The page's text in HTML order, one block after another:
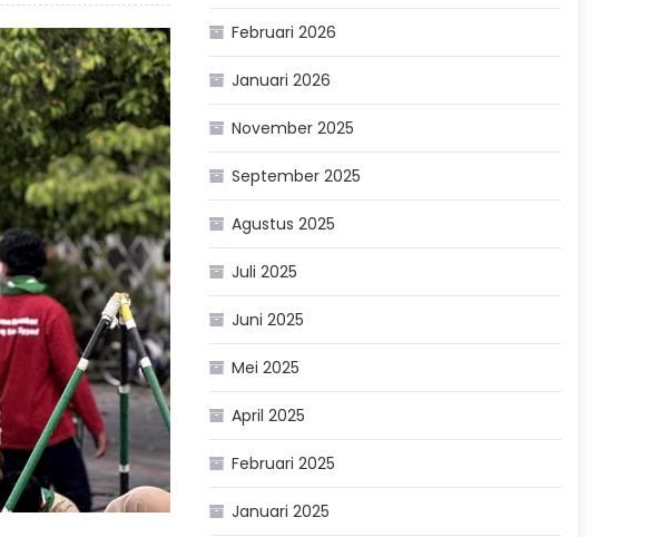
Februari 2026
Januari 2026
November 2025
September 2025
Agustus 2025
Juli 2025
Juni 2025
Mei 2025
April 2025
Februari 2025
Januari 2025